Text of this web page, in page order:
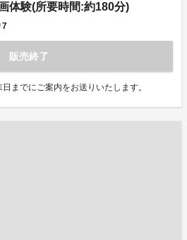
体験(所要時間:約180分)
7
販売終了
までにご案内をお送りいたします。